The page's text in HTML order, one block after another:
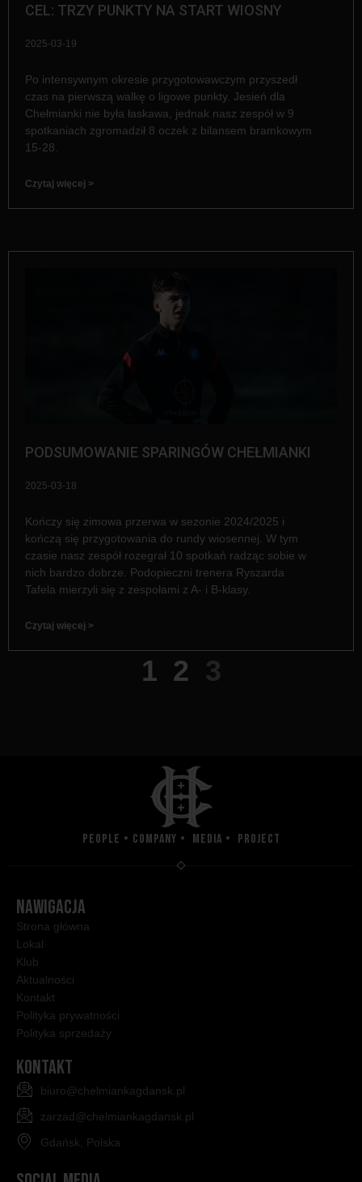
CEL: TRZY PUNKTY NA START WIOSNY
2025-03-19
Po intensywnym okresie przygotowawczym przyszedł
czas na pierwszą walkę o ligowe punkty. Jesień dla
Chełmianki nie była łaskawa, jednak nasz zespół w 9
spotkaniach zgromadził 8 oczek z bilansem bramkowym
15-28.
Czytaj więcej >
PODSUMOWANIE SPARINGÓW CHEŁMIANKI
2025-03-18
Kończy się zimowa przerwa w sezonie 2024/2025 i
kończą się przygotowania do rundy wiosennej. W tym
czasie nasz zespół rozegrał 10 spotkań radząc sobie w
nich bardzo dobrze. Podopieczni trenera Ryszarda
Tafela mierzyli się z zespołami z A- i B-klasy.
Czytaj więcej >
1 2 3
People • Company • Media • Project
NAWIGACJA
Strona główna
Lokal
Klub
Aktualności
Kontakt
Polityka prywatności
Polityka sprzedaży
KONTAKT
biuro@chelmiankagdansk.pl
zarzad@chelmiankagdansk.pl
Gdańsk, Polska